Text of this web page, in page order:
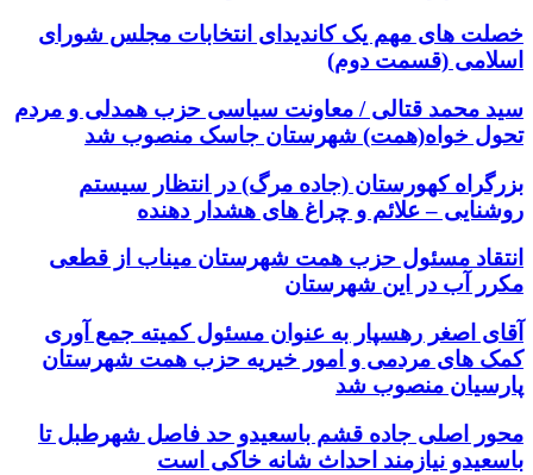
خصلت های مهم یک کاندیدای انتخابات مجلس شورای
اسلامی (قسمت دوم)
سید محمد قتالی / معاونت سیاسی حزب همدلی و مردم
تحول خواه(همت) شهرستان جاسک منصوب شد
بزرگراه کهورستان (جاده مرگ) در انتظار سیستم
روشنایی – علائم و چراغ های هشدار دهنده
انتقاد مسئول حزب همت شهرستان میناب از قطعی
مکرر آب در این شهرستان
آقای اصغر رهسپار به عنوان مسئول کمیته جمع آوری
کمک های مردمی و امور خیریه حزب همت شهرستان
پارسیان منصوب شد
محور اصلی جاده قشم باسعیدو حد فاصل شهرطبل تا
باسعیدو نیازمند احداث شانه خاکی است